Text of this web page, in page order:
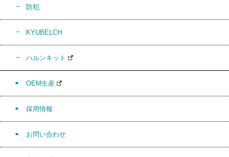
防犯
KYUBELCH
ハルンキット
OEM生産
採用情報
お問い合わせ